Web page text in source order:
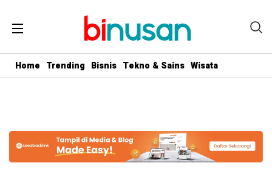
center} #geserkiri, #geserkanan { display: none } .totalpembaca {
display: none }
Home Trending Bisnis Tekno & Sains Wisata